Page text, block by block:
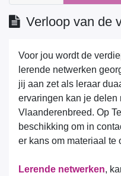
Verloop van de
Voor jou wordt de
lerende netwerken
aan zet als leraar duaal
ervaringen kan je delen
Op Teams staat een
contact te komen met
materiaal te
netwerken, kan je lid